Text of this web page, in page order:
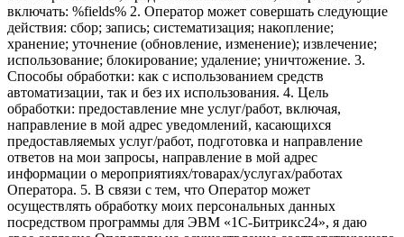
включать: %fields% 2. Оператор может совершать следующие
действия: сбор; запись; систематизация; накопление;
хранение; уточнение (обновление, изменение); извлечение;
использование; блокирование; удаление; уничтожение. 3.
Способы обработки: как с использованием средств
автоматизации, так и без их использования. 4. Цель
обработки: предоставление мне услуг/работ, включая,
направление в мой адрес уведомлений, касающихся
предоставляемых услуг/работ, подготовка и направление
ответов на мои запросы, направление в мой адрес
информации о мероприятиях/товарах/услугах/работах
Оператора. 5. В связи с тем, что Оператор может
осуществлять обработку моих персональных данных
посредством программы для ЭВМ «1С-Битрикс24», я даю